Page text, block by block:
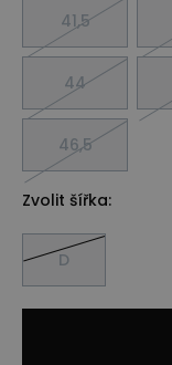
41,5
44
46,5
Zvolit šířka:
D